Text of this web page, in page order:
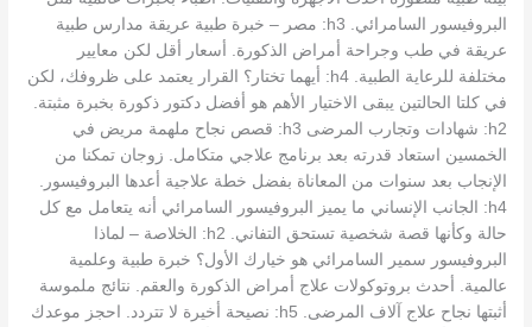
البروفيسور السامرائي. h3: مصر – خبرة طبية عريقة مدارس طبية
عريقة في طب وجراحة أمراض الذكورة. أسعار أقل لكن معايير
مختلفة للرعاية الطبية. h4: أيهما تختار؟ القرار يعتمد على ظروفك، لكن
في كلتا الحالتين يبقى الاختيار الأهم هو أفضل دكتور ذكورة بخبرة مثبتة.
h2: شهادات وتجارب المرضى h3: قصص نجاح ملهمة مريض في
الخمسين استعاد قدرته بعد برنامج علاجي متكامل. زوجان تمكنا من
الإنجاب بعد سنوات من المعاناة بفضل خطة علاجية أعدها البروفيسور.
h4: الجانب الإنساني ما يميز البروفيسور السامرائي أنه يتعامل مع كل
حالة وكأنها قصة شخصية تستحق التفاني. h2: الخلاصة – لماذا
البروفيسور سمير السامرائي هو خيارك الأول؟ خبرة طبية وعلمية
عالمية. أحدث بروتوكولات علاج أمراض الذكورة والعقم. نتائج ملموسة
أثبتها نجاح علاج آلاف المرضى. h5: نصيحة أخيرة لا تتردد. احجز موعدك